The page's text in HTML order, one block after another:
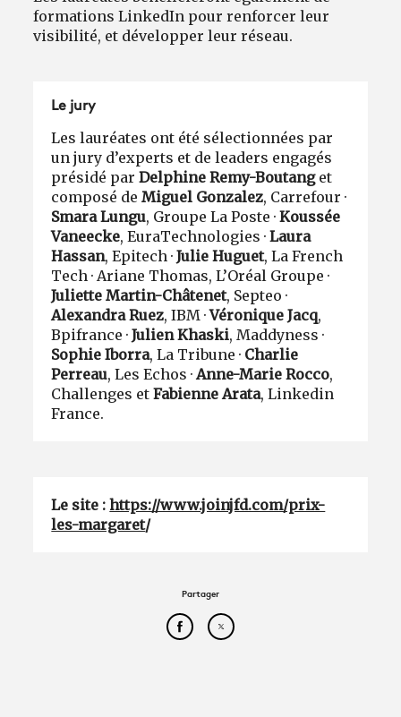
formations LinkedIn pour renforcer leur
visibilité, et développer leur réseau.
Le jury
Les lauréates ont été sélectionnées par
un jury d’experts et de leaders engagés
présidé parDelphine Remy-Boutanget
composé deMiguel Gonzalez, Carrefour ·
Smara Lungu, Groupe La Poste ·Koussée
Vaneecke, EuraTechnologies ·Laura
Hassan, Epitech ·Julie Huguet, La French
Tech · Ariane Thomas, L’Oréal Groupe ·
Juliette Martin-Châtenet, Septeo ·
Alexandra Ruez, IBM ·Véronique Jacq,
Bpifrance ·Julien Khaski, Maddyness ·
Sophie Iborra, La Tribune · Charlie
Perreau, Les Echos ·Anne-Marie Rocco,
Challenges etFabienne Arata, Linkedin
France.
Le site :https://www.joinjfd.com/prix-
les-margaret/
Partager
Partager cet article sur
Partager cet article sur